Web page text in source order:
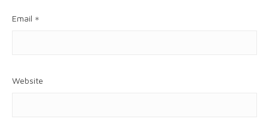
Email *
Website